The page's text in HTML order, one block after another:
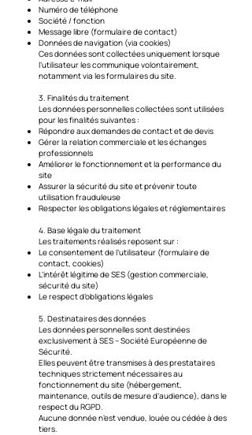
Numéro de téléphone
Société / fonction
Message libre (formulaire de contact)
Données de navigation (via cookies)
Ces données sont collectées uniquement lorsque
l’utilisateur les communique volontairement,
notamment via les formulaires du site.
3. Finalités du traitement
Les données personnelles collectées sont utilisées
pour les finalités suivantes :
Répondre aux demandes de contact et de devis
Gérer la relation commerciale et les échanges
professionnels
Améliorer le fonctionnement et la performance du
site
Assurer la sécurité du site et prévenir toute
utilisation frauduleuse
Respecter les obligations légales et réglementaires
4. Base légale du traitement
Les traitements réalisés reposent sur :
Le consentement de l’utilisateur (formulaire de
contact, cookies)
L’intérêt légitime de SES (gestion commerciale,
sécurité du site)
Le respect d’obligations légales
5. Destinataires des données
Les données personnelles sont destinées
exclusivement à SES – Société Européenne de
Sécurité.
Elles peuvent être transmises à des prestataires
techniques strictement nécessaires au
fonctionnement du site (hébergement,
maintenance, outils de mesure d’audience), dans le
respect du RGPD.
Aucune donnée n’est vendue, louée ou cédée à des
tiers.